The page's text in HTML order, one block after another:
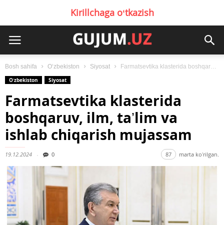
Kirillchaga oʻtkazish
Bosh sahifa Oʻzbekiston Siyosat
Farmatsevtika klasterida boshqaruv, ilm, taʼlim va ishlab chiqarish mujassam
Oʻzbekiston
Siyosat
Farmatsevtika klasterida
boshqaruv, ilm, taʼlim va
ishlab chiqarish mujassam
19.12.2024 0 87 marta koʻrilgan.